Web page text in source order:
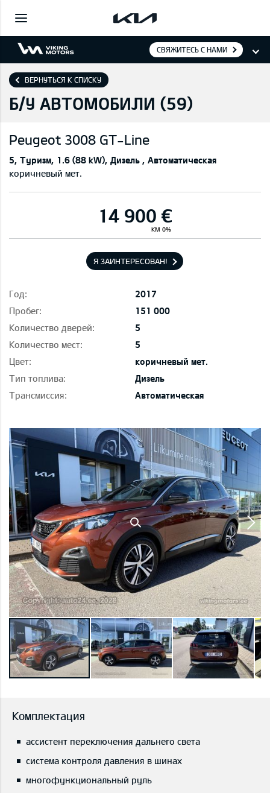
СВЯЖИТЕСЬ С НАМИ
ВЕРНУТЬСЯ К СПИСКУ
Б/У АВТОМОБИЛИ (59)
Peugeot 3008 GT-Line
5 Туризм 1.6 (88 kW) Дизель
Автоматическая
коричневый мет.
14 900 €
KM 0%
Я ЗАИНТЕРЕСОВАН!
Год:
2017
Пробег:
151 000
Количество дверей:
5
Количество мест:
5
Цвет:
коричневый мет.
Тип топлива:
Дизель
Трансмиссия:
Автоматическая
Комплектация
ассистент переключения дальнего света
система контроля давления в шинах
многофункциональный руль